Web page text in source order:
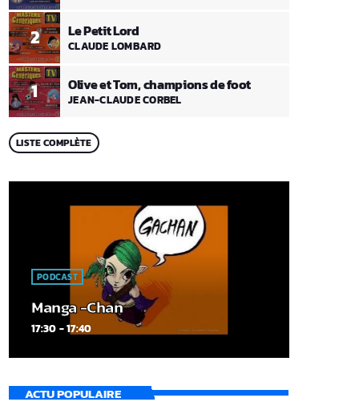
1 Olive et Tom, champions de foot
JEAN-CLAUDE CORBEL
2 Le Petit Lord
CLAUDE LOMBARD
LISTE COMPLÈTE
PODCAST
Manga -Chan
17:30 - 17:40
ACTU POPULAIRE